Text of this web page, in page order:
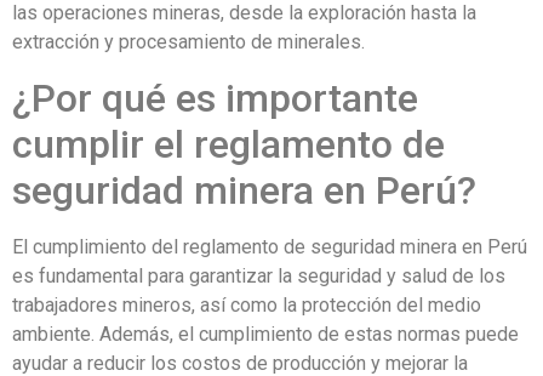
las operaciones mineras, desde la exploración hasta la
extracción y procesamiento de minerales.
¿Por qué es importante
cumplir el reglamento de
seguridad minera en Perú?
El cumplimiento del reglamento de seguridad minera en Perú
es fundamental para garantizar la seguridad y salud de los
trabajadores mineros, así como la protección del medio
ambiente. Además, el cumplimiento de estas normas puede
ayudar a reducir los costos de producción y mejorar la